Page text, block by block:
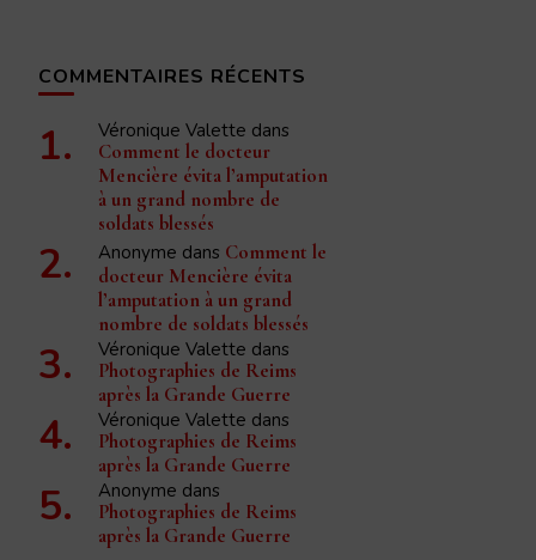
COMMENTAIRES RÉCENTS
Véronique Valette dans
Comment le docteur
Mencière évita l’amputation
à un grand nombre de
soldats blessés
Anonyme dans Comment le
docteur Mencière évita
l’amputation à un grand
nombre de soldats blessés
Véronique Valette dans
Photographies de Reims
après la Grande Guerre
Véronique Valette dans
Photographies de Reims
après la Grande Guerre
Anonyme dans
Photographies de Reims
après la Grande Guerre